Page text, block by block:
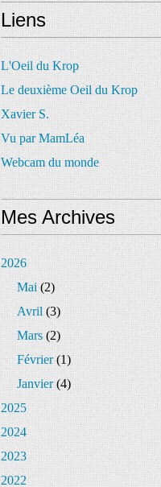
Liens
L'Oeil du Krop
Le deuxième Oeil du Krop
Xavier S.
Vu par MamLéa
Webcam du monde
Mes Archives
2026
Mai(2)
Avril(3)
Mars(2)
Février(1)
Janvier(4)
2025
2024
2023
2022